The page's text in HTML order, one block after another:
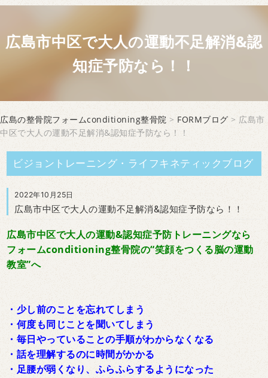
広島市中区で大人の運動不足解消&認
知症予防なら！！
広島の整骨院フォームconditioning整骨院 > FORMブログ > 広島市
中区で大人の運動不足解消&認知症予防なら！！
ビジョントレーニング・ライフキネティックブログ
2022年10月25日
広島市中区で大人の運動不足解消&認知症予防なら！！
広島市中区で大人の運動&認知症予防トレーニングなら
フォームconditioning整骨院の“笑顔をつくる脳の運動
教室”へ
・少し前のことを忘れてしまう
・何度も同じことを聞いてしまう
・毎日やっていることの手順がわからなくなる
・話を理解するのに時間がかかる
・足腰が弱くなり、ふらふらするようになった